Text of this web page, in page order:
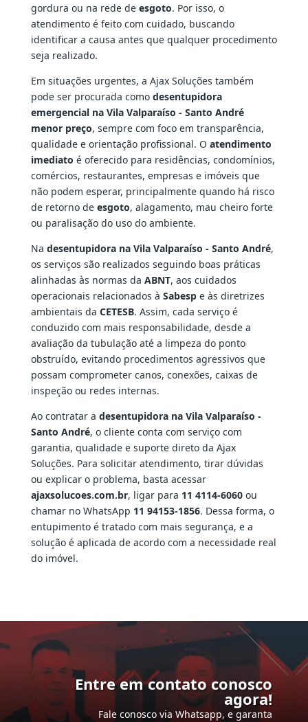
gordura ou na rede de esgoto. Por isso, o
atendimento é feito com cuidado, buscando
identificar a causa antes que qualquer procedimento
seja realizado.
Em situações urgentes, a Ajax Soluções também
pode ser procurada como desentupidora
emergencial na Vila Valparaíso - Santo André
menor preço, sempre com foco em transparência,
qualidade e orientação profissional. O atendimento
imediato é oferecido para residências, condomínios,
comércios, restaurantes, empresas e imóveis que
não podem esperar, principalmente quando há risco
de retorno de esgoto, alagamento, mau cheiro forte
ou paralisação do uso do ambiente.
Na desentupidora na Vila Valparaíso - Santo André,
os serviços são realizados seguindo boas práticas
alinhadas às normas da ABNT, aos cuidados
operacionais relacionados à Sabespe às diretrizes
ambientais da CETESB. Assim, cada serviço é
conduzido com mais responsabilidade, desde a
avaliação da tubulação até a limpeza do ponto
obstruído, evitando procedimentos agressivos que
possam comprometer canos, conexões, caixas de
inspeção ou redes internas.
Ao contratar a desentupidora na Vila Valparaíso -
Santo André, o cliente conta com serviço com
garantia, qualidade e suporte direto da Ajax
Soluções. Para solicitar atendimento, tirar dúvidas
ou explicar o problema, basta acessar
ajaxsolucoes.com.br, ligar para 11 4114-6060ou
chamar no WhatsApp 11 94153-1856. Dessa forma, o
entupimento é tratado com mais segurança, e a
solução é aplicada de acordo com a necessidade real
do imóvel.
Entre em contato conosco
agora!
Fale conosco via Whatsapp, e garanta